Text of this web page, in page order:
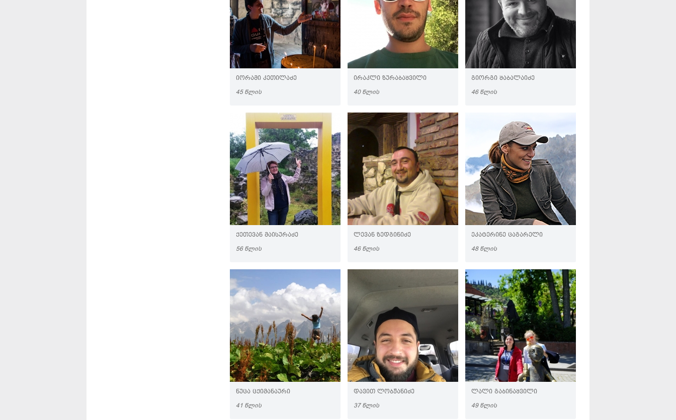
ᲘᲝᲠᲐᲛᲘ ᲙᲔᲗᲘᲚᲐᲫᲔ
45 ᲬᲚᲘᲡ
ᲘᲠᲐᲙᲚᲘ ᲖᲣᲠᲐᲑᲐᲨᲕᲘᲚᲘ
40 ᲬᲚᲘᲡ
ᲒᲘᲝᲠᲒᲘ ᲨᲐᲑᲐᲚᲐᲘᲫᲔ
46 ᲬᲚᲘᲡ
ᲥᲔᲗᲔᲕᲐᲜ ᲛᲐᲘᲡᲣᲠᲐᲫᲔ
56 ᲬᲚᲘᲡ
ᲚᲔᲕᲐᲜ ᲖᲔᲓᲒᲘᲜᲘᲫᲔ
46 ᲬᲚᲘᲡ
ᲔᲙᲐᲢᲔᲠᲘᲜᲔ ᲪᲐᲒᲐᲠᲔᲚᲘ
48 ᲬᲚᲘᲡ
ᲜᲣᲪᲐ ᲪᲥᲘᲛᲐᲜᲐᲣᲠᲘ
41 ᲬᲚᲘᲡ
ᲓᲐᲕᲘᲗ ᲚᲝᲑᲟᲐᲜᲘᲫᲔ
37 ᲬᲚᲘᲡ
ᲚᲐᲚᲘ ᲒᲐᲑᲘᲜᲐᲨᲕᲘᲚᲘ
49 ᲬᲚᲘᲡ